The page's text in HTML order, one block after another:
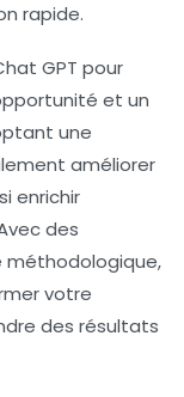
rapide.
GPT pour
et un
une
améliorer
enrichir
des
méthodologique,
votre
des résultats